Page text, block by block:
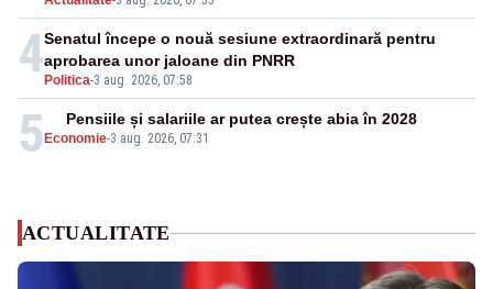
4 Politica-3 aug. 2026, 07:58
Senatul începe o nouă sesiune extraordinară pentru
aprobarea unor jaloane din PNRR
5 Economie-3 aug. 2026, 07:31
Pensiile și salariile ar putea crește abia în 2028
ACTUALITATE